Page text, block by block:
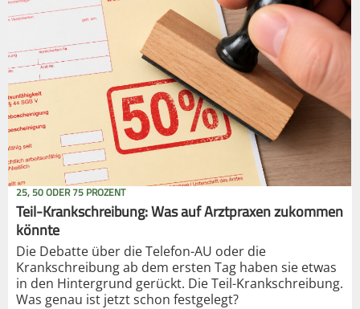
25, 50 ODER 75 PROZENT
Teil-Krankschreibung: Was auf Arztpraxen zukommen
könnte
Die Debatte über die Telefon-AU oder die
Krankschreibung ab dem ersten Tag haben sie etwas
in den Hintergrund gerückt. Die Teil-Krankschreibung.
Was genau ist jetzt schon festgelegt?